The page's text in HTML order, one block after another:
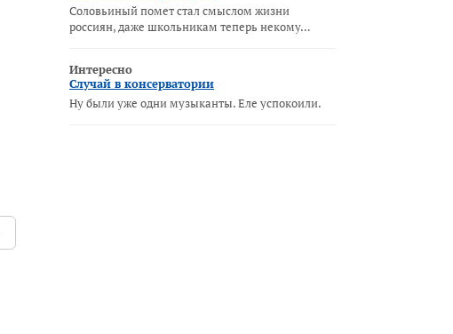
Соловьиный помет стал смыслом жизни
россиян, даже школьникам теперь некому…
Интересно
Случай в консерватории
Ну были уже одни музыканты. Еле успокоили.